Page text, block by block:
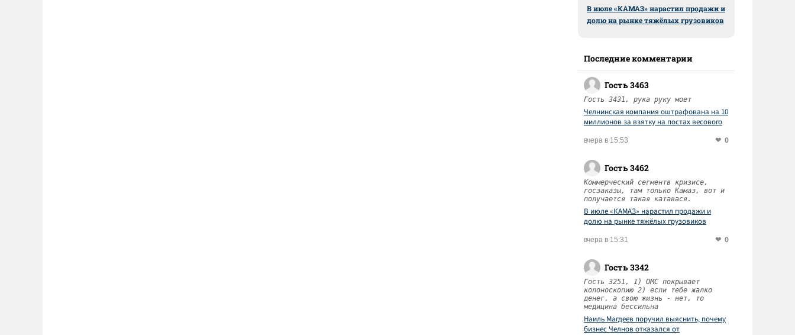
В июле «КАМАЗ» нарастил продажи и
долю на рынке тяжёлых грузовиков
Последние комментарии
Гость 3463
Гость 3431, рука руку моет
Челнинская компания оштрафована на 10
миллионов за взятку на постах весового
вчера в 15:53 0
Гость 3462
Коммерческий сегментв кризисе,
госзаказы, там только Камаз, вот и
получается такая катавася.
В июле «КАМАЗ» нарастил продажи и
долю на рынке тяжёлых грузовиков
вчера в 15:31 0
Гость 3342
Гость 3251, 1) ОМС покрывает
колоноскопию 2) если тебе жалко
денег, а свою жизнь - нет, то
медицина бессильна
Наиль Магдеев поручил выяснить, почему
бизнес Челнов отказался от